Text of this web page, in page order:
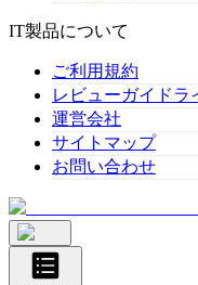
IT製品について
ご利用規約
レビューガイドラ
運営会社
サイトマップ
お問い合わせ